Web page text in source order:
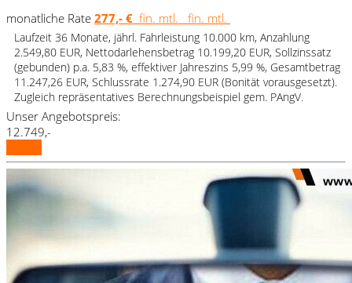
monatliche Rate 277,- € fin. mtl. fin. mtl.
Laufzeit 36 Monate, jährl. Fahrleistung 10.000 km, Anzahlung
2.549,80 EUR, Nettodarlehensbetrag 10.199,20 EUR, Sollzinssatz
(gebunden) p.a. 5,83 %, effektiver Jahreszins 5,99 %, Gesamtbetrag
11.247,26 EUR, Schlussrate 1.274,90 EUR (Bonität vorausgesetzt).
Zugleich repräsentatives Berechnungsbeispiel gem. PAngV.
Unser Angebotspreis:
12.749,-